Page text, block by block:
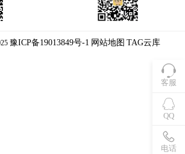
客服
QQ
电话
豫ICP备19013849号-1 网站地图 TAG云库